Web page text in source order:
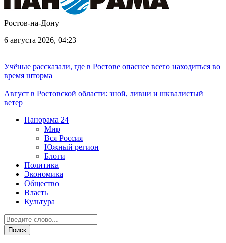
Ростов-на-Дону
6 августа 2026, 04:23
Учёные рассказали, где в Ростове опаснее всего находиться во
время шторма
Август в Ростовской области: зной, ливни и шквалистый
ветер
Панорама 24
Мир
Вся Россия
Южный регион
Блоги
Политика
Экономика
Общество
Власть
Культура